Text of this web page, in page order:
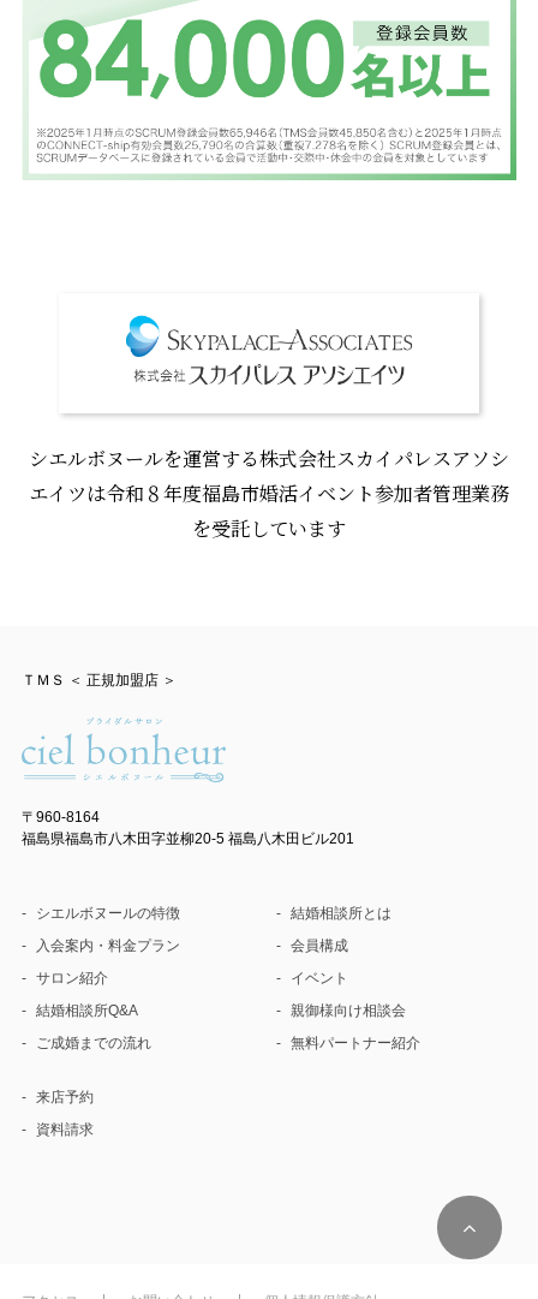
シエルボヌールを運営する株式会社スカイパレスアソシ
エイツは令和８年度福島市婚活イベント参加者管理業務
を受託しています
ＴＭＳ ＜ 正規加盟店 ＞
〒960-8164
福島県福島市八木田字並柳20-5 福島八木田ビル201
シエルボヌールの特徴
入会案内・料金プラン
サロン紹介
結婚相談所Q&A
ご成婚までの流れ
結婚相談所とは
会員構成
イベント
親御様向け相談会
無料パートナー紹介
来店予約
資料請求